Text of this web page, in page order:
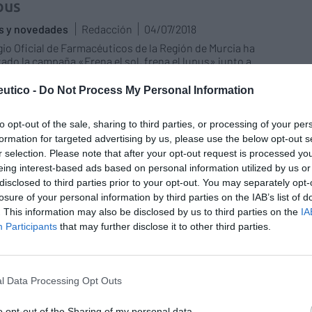
- Do Not Process My Personal Information
opt-out of the sale, sharing to third parties, or processing of your
for targeted advertising by us, please use the below opt-out
selection. Please note that after your opt-out request is processed
interest-based ads based on personal information utilized by us
to third parties prior to your opt-out. You may separately
of your personal information by third parties on the IAB’s list of
This information may also be disclosed by us to third parties on the
Participants that may further disclose it to other third parties.
Data Processing Opt Outs
y novedades Redacción
04/07/2018
Oficial de Farmacéuticos de la Región de Murcia ha
la campaña «Frena el sol, frena el lupus» junto a
comunidad pionera en
de enfermedades raras
y novedades Redacción
18/10/2017
Meeting, que se desarrollará el 30 de octubre en el
de Farmacéuticos de Murcia, reunirá a
investigadores y afectados en un debate
e integrador.
informarán y prepararán a las
01/2017